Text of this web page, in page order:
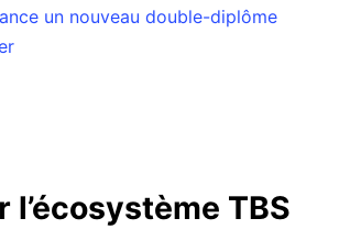
un nouveau double-diplôme
l’écosystème TBS